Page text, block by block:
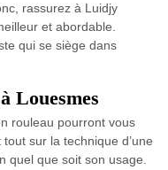
rassurez à Luidjy
et abordable.
qui se siège dans
Louesmes
rouleau pourront vous
sur la technique d’une
quel que soit son usage.